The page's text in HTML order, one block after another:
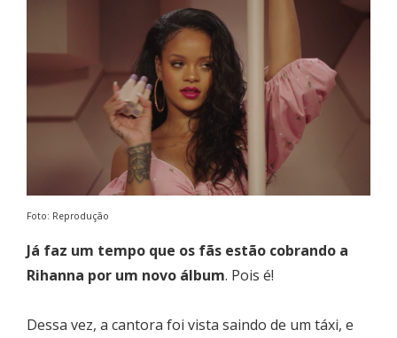
Foto: Reprodução
Já faz um tempo que os fãs estão cobrando a
Rihanna por um novo álbum. Pois é!
Dessa vez, a cantora foi vista saindo de um táxi, e